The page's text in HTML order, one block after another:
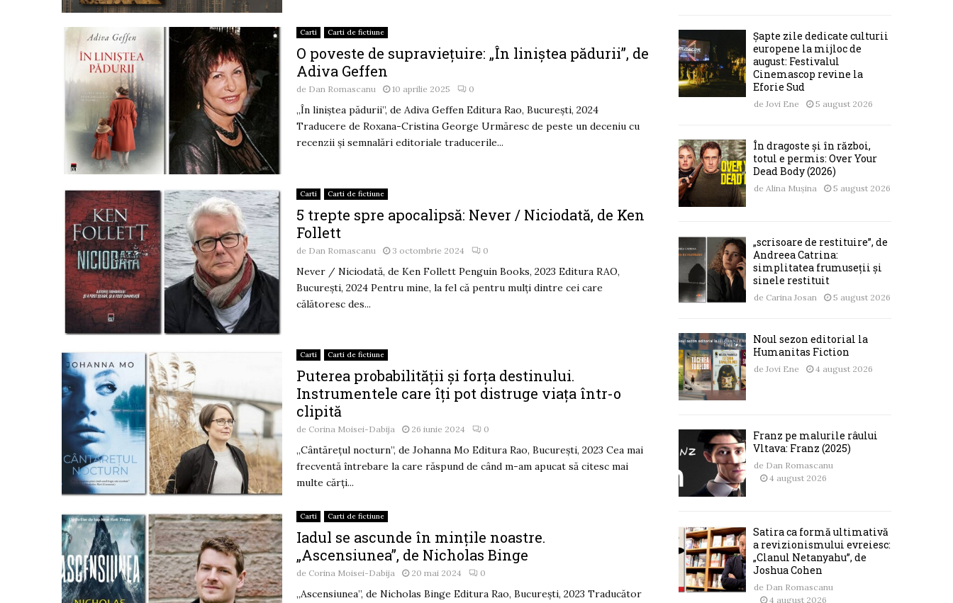
Carti Carti de fictiune
O poveste de supraviețuire: „În liniștea pădurii”, de
Adiva Geffen
de Dan Romascanu 10 aprilie 2025 0
„În liniștea pădurii”, de Adiva Geffen Editura Rao, București, 2024
Traducere de Roxana-Cristina George Urmăresc de peste un deceniu cu
recenzii și semnalări editoriale traducerile...
Carti Carti de fictiune
5 trepte spre apocalipsă: Never / Niciodată, de Ken
Follett
de Dan Romascanu 3 octombrie 2024 0
Never / Niciodată, de Ken Follett Penguin Books, 2023 Editura RAO,
București, 2024 Pentru mine, la fel că pentru mulți dintre cei care
călătoresc des...
Carti Carti de fictiune
Puterea probabilității și forța destinului.
Instrumentele care îți pot distruge viața într-o
clipită
de Corina Moisei-Dabija 26 iunie 2024 0
„Cântărețul nocturn”, de Johanna Mo Editura Rao, București, 2023 Cea mai
frecventă întrebare la care răspund de când m-am apucat să citesc mai
multe cărți...
Carti Carti de fictiune
Iadul se ascunde în mințile noastre.
„Ascensiunea”, de Nicholas Binge
de Corina Moisei-Dabija 20 mai 2024 0
„Ascensiunea”, de Nicholas Binge Editura Rao, București, 2023 Traducător
Șapte zile dedicate culturii
europene la mijloc de
august: Festivalul
Cinemascop revine la
Eforie Sud
de Jovi Ene 5 august 2026
În dragoste și în război,
totul e permis: Over Your
Dead Body (2026)
de Alina Mușina 5 august 2026
„scrisoare de restituire”, de
Andreea Catrina:
simplitatea frumuseții și
sinele restituit
de Carina Josan 5 august 2026
Noul sezon editorial la
Humanitas Fiction
de Jovi Ene 4 august 2026
Franz pe malurile râului
Vltava: Franz (2025)
de Dan Romascanu
4 august 2026
Satira ca formă ultimativă
a revizionismului evreiesc:
„Clanul Netanyahu”, de
Joshua Cohen
de Dan Romascanu
4 august 2026